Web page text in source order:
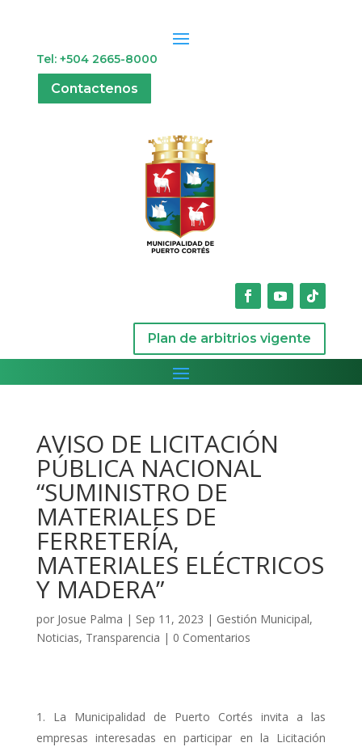
Tel: +504 2665-8000
Contactenos
Plan de arbitrios vigente
AVISO DE LICITACIÓN
PÚBLICA NACIONAL
“SUMINISTRO DE
MATERIALES DE
FERRETERÍA,
MATERIALES ELÉCTRICOS
Y MADERA”
por Josue Palma | Sep 11, 2023 | Gestión Municipal,
Noticias, Transparencia | 0 Comentarios
La Municipalidad de Puerto Cortés invita a las
empresas interesadas en participar en la Licitación